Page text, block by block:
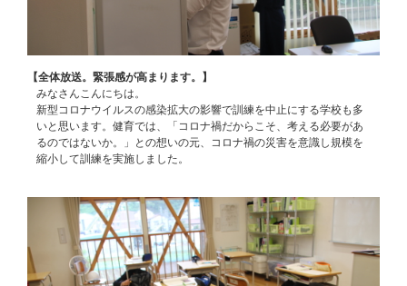
【全体放送。緊張感が高まります。】
みなさんこんにちは。
新型コロナウイルスの感染拡大の影響で訓練を中止にする学校も多
いと思います。健育では、「コロナ禍だからこそ、考える必要があ
るのではないか。」との想いの元、コロナ禍の災害を意識し規模を
縮小して訓練を実施しました。